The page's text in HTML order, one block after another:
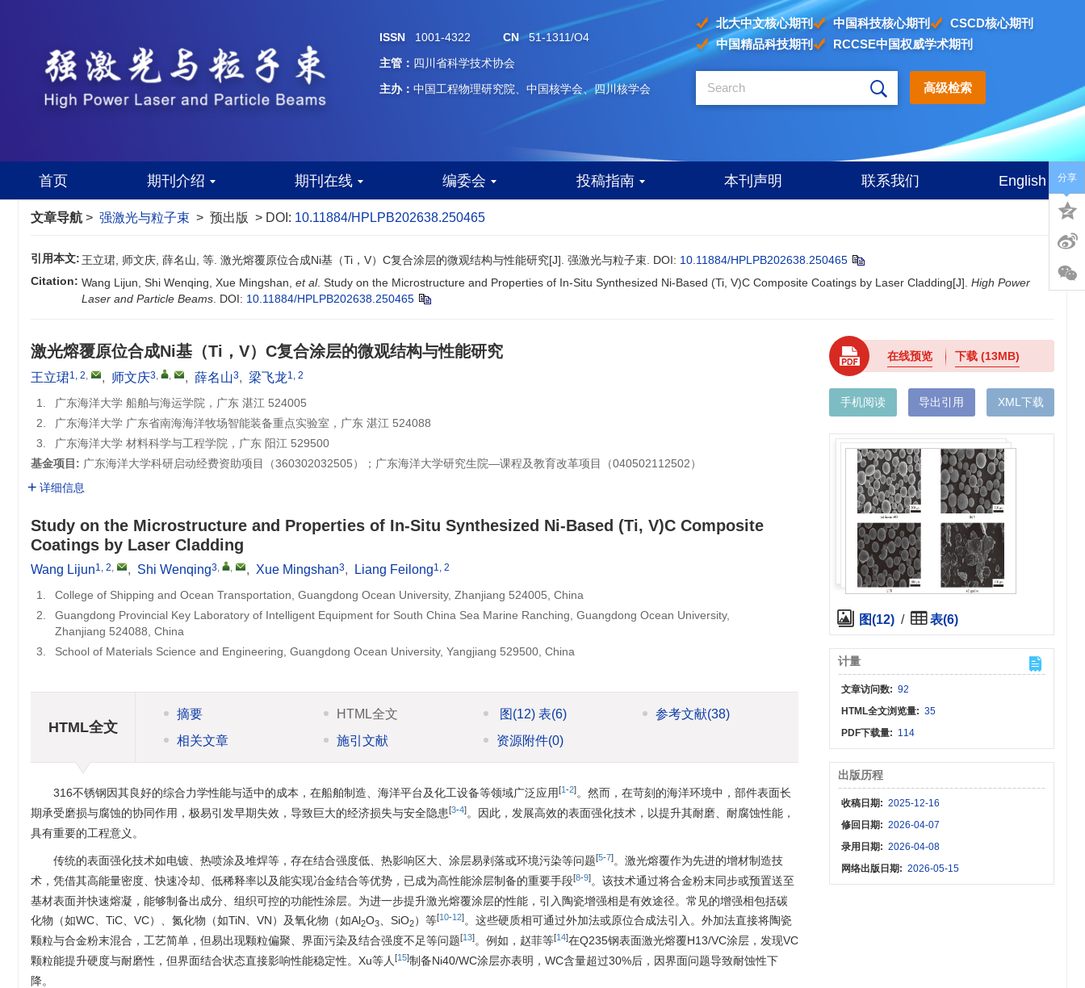
ISSN 1001-4322 CN51-1311/O4
主管： 四川省科学技术协会
主办：中国工程物理研究院、中国核学会、四川核学会
北大中文核心期刊 中国科技核心期刊
CSCD核心期刊
中国精品科技期刊
RCCSE中国权威学术期刊
高级检索
首页 期刊介绍 期刊在线 编委会 投稿指南 本刊声明 联系我们 English
文章导航 > 强激光与粒子束 > 预出版 > DOI: 10.11884/HPLPB202638.250465
引用本文: 王立珺, 师文庆, 薛名山, 等. 激光熔覆原位合成Ni基（Ti，V）C复合涂层的微观结构与性能研究[J]. 强激光与粒子束. DOI: 10.11884/HPLPB202638.250465
Citation: Wang Lijun, Shi Wenqing, Xue Mingshan, et al. Study on the Microstructure and Properties of In-Situ Synthesized Ni-Based (Ti, V)C Composite Coatings by Laser Cladding[J]. High Power
Laser and Particle Beams DOI: 10.11884/HPLPB202638.250465
激光熔覆原位合成Ni基（Ti，V）C复合涂层的微观结构与性能研究
王立珺1, 2, , 师文庆3, , , 薛名山3, 梁飞龙1, 2
1.
广东海洋大学 船舶与海运学院，广东 湛江 524005
2.
广东海洋大学 广东省南海海洋牧场智能装备重点实验室，广东 湛江 524088
3.
广东海洋大学 材料科学与工程学院，广东 阳江 529500
基金项目: 广东海洋大学科研启动经费资助项目（360302032505）；广东海洋大学研究生院—课程及教育改革项目（040502112502）
详细信息
Study on the Microstructure and Properties of In-Situ Synthesized Ni-Based (Ti, V)C Composite
Coatings by Laser Cladding
Wang Lijun1, 2, , Shi Wenqing3, , , Xue Mingshan3, Liang Feilong1, 2
1.
College of Shipping and Ocean Transportation, Guangdong Ocean University, Zhanjiang 524005, China
2.
Guangdong Provincial Key Laboratory of Intelligent Equipment for South China Sea Marine Ranching, Guangdong Ocean University,
Zhanjiang 524088, China
3.
School of Materials Science and Engineering, Guangdong Ocean University, Yangjiang 529500, China
HTML全文
摘要 HTML全文 图 (12)表(6) 参考文献(38)
相关文章
施引文献 资源附件(0)
316不锈钢因其良好的综合力学性能与适中的成本，在船舶制造、海洋平台及化工设备等领域广泛应用[1-2]。然而，在苛刻的海洋环境中，部件表面长
期承受磨损与腐蚀的协同作用，极易引发早期失效，导致巨大的经济损失与安全隐患[3-4]。因此，发展高效的表面强化技术，以提升其耐磨、耐腐蚀性能，
具有重要的工程意义。
传统的表面强化技术如电镀、热喷涂及堆焊等，存在结合强度低、热影响区大、涂层易剥落或环境污染等问题[5-7]。激光熔覆作为先进的增材制造技
术，凭借其高能量密度、快速冷却、低稀释率以及能实现冶金结合等优势，已成为高性能涂层制备的重要手段[8-9]。该技术通过将合金粉末同步或预置送至
基材表面并快速熔凝，能够制备出成分、组织可控的功能性涂层。为进一步提升激光熔覆涂层的性能，引入陶瓷增强相是有效途径。常见的增强相包括碳
化物（如WC、TiC、VC）、氮化物（如TiN、VN）及氧化物（如Al2O3 、SiO2）等[10-12]。这些硬质相可通过外加法或原位合成法引入。外加法直接将陶瓷
颗粒与合金粉末混合，工艺简单，但易出现颗粒偏聚、界面污染及结合强度不足等问题[13]。例如，赵菲等[14]在Q235钢表面激光熔覆H13/VC涂层，发现VC
颗粒能提升硬度与耐磨性，但界面结合状态直接影响性能稳定性。Xu等人 [15]制备Ni40/WC涂层亦表明，WC含量超过30%后，因界面问题导致耐蚀性下
降。
在线预览 下载(13MB)
手机阅读 导出引用 XML下载
图(12) / 表(6)
计量
文章访问数: 92
HTML全文浏览量: 35
PDF下载量: 114
出版历程
收稿日期: 2025-12-16
修回日期: 2026-04-07
录用日期: 2026-04-08
网络出版日期: 2026-05-15
分享